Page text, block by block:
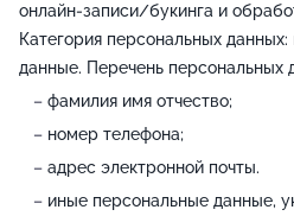
онлайн-записи/букинга и
Категория персональных
данные. Перечень персональных
фамилия имя отчество;
номер телефона;
адрес электронной почты.
иные персональные данные,